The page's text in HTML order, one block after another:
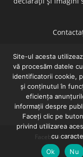
Facebook
©
Site-ul acesta
vă procesăm datele
identificatorii cookie,
și conținutul în
eficiența
informații despre
Faceți clic pe
privind utilizarea
cu
Ok
Nu